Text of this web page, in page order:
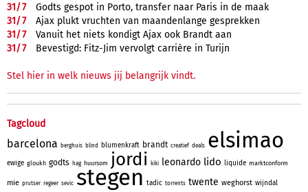
31/7
Godts gespot in Porto, transfer naar Paris in de maak
31/7
Ajax plukt vruchten van maandenlange gesprekken
31/7
Vanuit het niets kondigt Ajax ook Brandt aan
31/7 Bevestigd: Fitz-Jim vervolgt carrière in Turijn
Stel hier in welk nieuws jij belangrijk vindt.
Tagcloud
barcelona berghuis blind blumenkraft brandt creatief deals elsimao
ewige gloukh godts hag huursom jordi kiki leonardo lido liquide marktconform
mie prutser regeer sevic stegen tadic torrents twente weghorst wijndal